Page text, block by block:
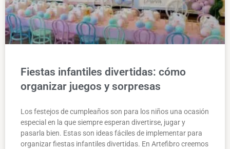
Fiestas infantiles divertidas: cómo
organizar juegos y sorpresas
Los festejos de cumpleaños son para los niños una ocasión
especial en la que siempre esperan divertirse, jugar y
pasarla bien. Estas son ideas fáciles de implementar para
organizar fiestas infantiles divertidas. En Artefibro creemos